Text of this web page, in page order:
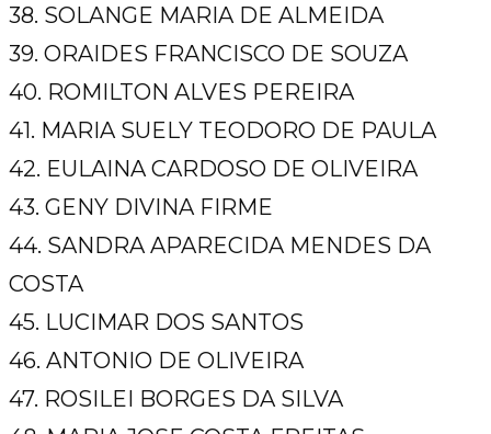
38. SOLANGE MARIA DE ALMEIDA
39. ORAIDES FRANCISCO DE SOUZA
40. ROMILTON ALVES PEREIRA
41. MARIA SUELY TEODORO DE PAULA
42. EULAINA CARDOSO DE OLIVEIRA
43. GENY DIVINA FIRME
44. SANDRA APARECIDA MENDES DA
COSTA
45. LUCIMAR DOS SANTOS
46. ANTONIO DE OLIVEIRA
47. ROSILEI BORGES DA SILVA